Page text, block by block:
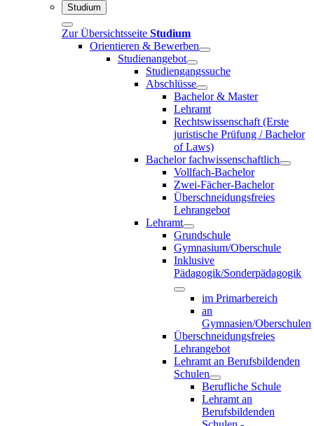
Studium
Zur Übersichtsseite Studium
Orientieren & Bewerben
Studienangebot
Studiengangssuche
Abschlüsse
Bachelor & Master
Lehramt
Rechtswissenschaft (Erste
juristische Prüfung / Bachelor
of Laws)
Bachelor fachwissenschaftlich
Vollfach-Bachelor
Zwei-Fächer-Bachelor
Überschneidungsfreies
Lehrangebot
Lehramt
Grundschule
Gymnasium/Oberschule
Inklusive
Pädagogik/Sonderpädagogik
im Primarbereich
an
Gymnasien/Oberschulen
Überschneidungsfreies
Lehrangebot
Lehramt an Berufsbildenden
Schulen
Berufliche Schule
Lehramt an
Berufsbildenden